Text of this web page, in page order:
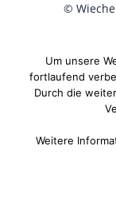
©
Um unsere
fortlaufend
Durch die
Weitere